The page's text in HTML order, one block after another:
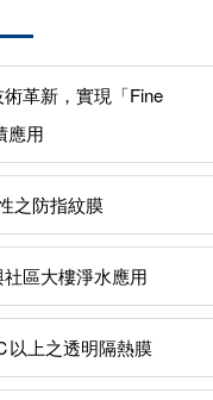
革新，實現「Fine
應用
之防指紋膜
區大樓淨水應用
上之透明隔熱膜